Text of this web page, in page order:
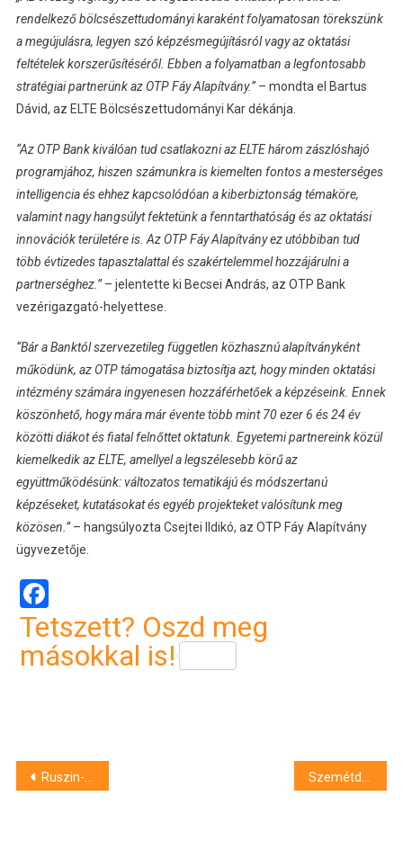
rendelkező bölcsészettudományi karaként folyamatosan törekszünk
a megújulásra, legyen szó képzésmegújításról vagy az oktatási
feltételek korszerűsítéséről. Ebben a folyamatban a legfontosabb
stratégiai partnerünk az OTP Fáy Alapítvány.”– mondta el Bartus
Dávid, az ELTE Bölcsészettudományi Kar dékánja.
“Az OTP Bank kiválóan tud csatlakozni az ELTE három zászlóshajó
programjához, hiszen számunkra is kiemelten fontos a mesterséges
intelligencia és ehhez kapcsolódóan a kiberbiztonság témaköre,
valamint nagy hangsúlyt fektetünk a fenntarthatóság és az oktatási
innovációk területére is. Az OTP Fáy Alapítvány ez utóbbiban tud
több évtizedes tapasztalattal és szakértelemmel hozzájárulni a
partnerséghez.”– jelentette ki Becsei András, az OTP Bank
vezérigazgató-helyettese.
“Bár a Banktól szervezetileg független közhasznú alapítványként
működünk, az OTP támogatása biztosítja azt, hogy minden oktatási
intézmény számára ingyenesen hozzáférhetőek a képzéseink. Ennek
köszönhető, hogy mára már évente több mint 70 ezer 6 és 24 év
közötti diákot és fiatal felnőttet oktatunk. Egyetemi partnereink közül
kiemelkedik az ELTE, amellyel a legszélesebb körű az
együttműködésünk: változatos tematikájú és módszertanú
képzéseket, kutatásokat és egyéb projekteket valósítunk meg
közösen.”– hangsúlyozta Csejtei Ildikó, az OTP Fáy Alapítvány
ügyvezetője.
Facebook
Tetszett? Oszd meg
másokkal is!
Bejegyzés
Ruszin-Szendi Romulusz még egyszer utoljára odapörkölt a fideszes Pócs Jánosnak